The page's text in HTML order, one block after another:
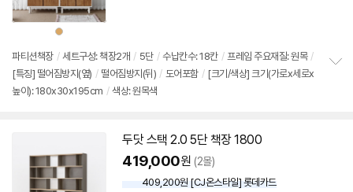
상
품
상
파티션책장 / 세트구성: 책장2개 / 5단 / 수납칸수: 18칸 / 프레임 주요재질: 원목 /
[특징] 떨어짐방지(옆) / 떨어짐방지(뒤) / 도어포함 / [크기/색상] 크기(가로x세로x
높이): 180x30x195cm / 색상: 원목색
두닷 스택 2.0 5단 책장1800
419,000원 (2몰)
409,200원 [CJ온스타일] 롯데카드